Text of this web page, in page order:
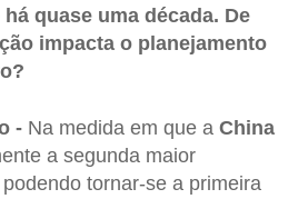
quase uma década. De
impacta o planejamento
- Na medida em que a China
a segunda maior
tornar-se a primeira